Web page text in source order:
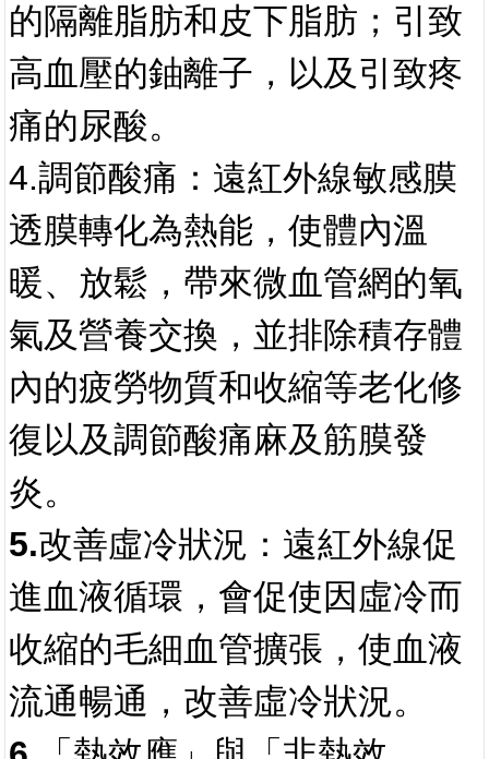
的隔離脂肪和皮下脂肪；引致
高血壓的鈾離子，以及引致疼
痛的尿酸。
4.調節酸痛 ：遠紅外線敏感膜
透膜轉化為熱能，使體內溫
暖、放鬆，帶來微血管網的氧
氣及營養交換，並排除積存體
內的疲勞物質和收縮等老化修
復以及調節酸痛麻及筋膜發
炎。
5.改善虛冷狀況： 遠紅外線促
進血液循環，會促使因虛冷而
收縮的毛細血管擴張，使血液
流通暢通，改善虛冷狀況。